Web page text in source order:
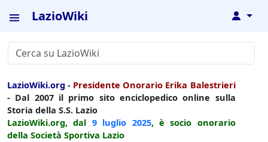
LazioWiki ↓
LazioWiki.org - Presidente Onorario Erika Balestrieri
- Dal 2007 il primo sito enciclopedico online sulla
Storia della S.S. Lazio
LazioWiki.org, dal 9 luglio 2025, è socio onorario
della Società Sportiva Lazio